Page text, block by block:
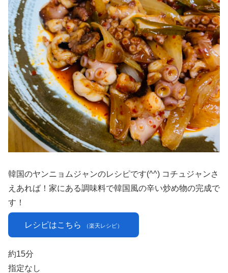
韓国のヤンニョムジャンのレシピです(^^) コチュジャンさ
えあれば！家にある調味料で韓国風の辛い炒め物の完成で
す！
レシピはこちら （楽天レシピ）
約15分
指定なし